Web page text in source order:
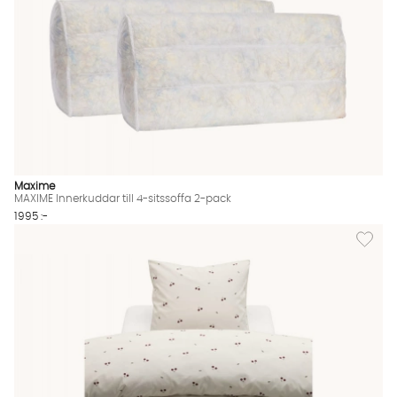
Maxime
MAXIME Innerkuddar till 4-sitssoffa 2-pack
1995 :-
Lägg